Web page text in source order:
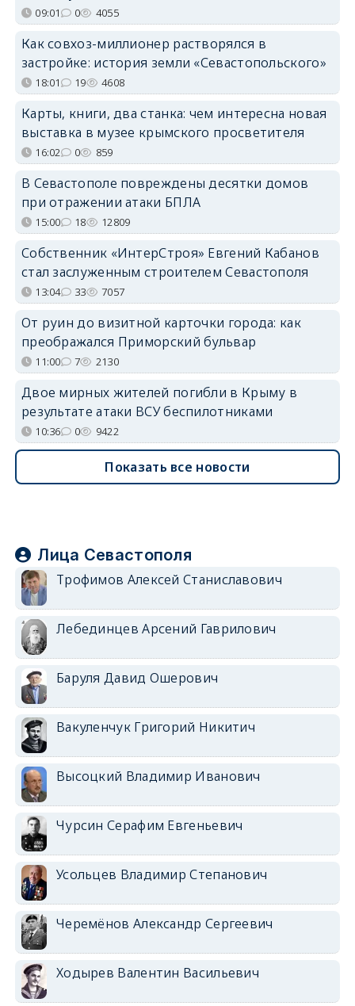
09:01 0 4055
Как совхоз-миллионер растворялся в
застройке: история земли «Севастопольского»
18:01 19 4608
Карты, книги, два станка: чем интересна новая
выставка в музее крымского просветителя
16:02 0 859
В Севастополе повреждены десятки домов
при отражении атаки БПЛА
15:00 18 12809
Собственник «ИнтерСтроя» Евгений Кабанов
стал заслуженным строителем Севастополя
13:04 33 7057
От руин до визитной карточки города: как
преображался Приморский бульвар
11:00 7 2130
Двое мирных жителей погибли в Крыму в
результате атаки ВСУ беспилотниками
10:36 0 9422
Показать все новости
Лица Севастополя
Трофимов Алексей Станиславович
Лебединцев Арсений Гаврилович
Баруля Давид Ошерович
Вакуленчук Григорий Никитич
Высоцкий Владимир Иванович
Чурсин Серафим Евгеньевич
Усольцев Владимир Степанович
Черемёнов Александр Сергеевич
Ходырев Валентин Васильевич